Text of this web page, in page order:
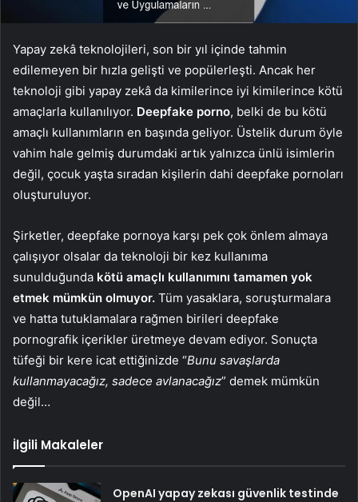
Yapay zekâ teknolojileri, son bir yıl içinde tahmin
edilemeyen bir hızla gelişti ve popülerleşti. Ancak her
teknoloji gibi yapay zekâ da kimilerince iyi kimilerince kötü
amaçlarla kullanılıyor. Deepfake porno, belki de bu kötü
amaçlı kullanımların en başında geliyor. Üstelik durum öyle
vahim hale gelmiş durumdaki artık yalnızca ünlü isimlerin
değil, çocuk yaşta sıradan kişilerin dahi deepfake pornoları
oluşturuluyor.
Şirketler, deepfake pornoya karşı pek çok önlem almaya
çalışıyor olsalar da teknoloji bir kez kullanıma
sunulduğunda kötü amaçlı kullanımını tamamen yok
etmek mümkün olmuyor. Tüm yasaklara, soruşturmalara
ve hatta tutuklamalara rağmen birileri deepfake
pornografik içerikler üretmeye devam ediyor. Sonuçta
tüfeği bir kere icat ettiğinizde “Bunu savaşlarda
kullanmayacağız, sadece avlanacağız” demek mümkün
değil…
İlgili Makaleler
OpenAI yapay zekası güvenlik testinde